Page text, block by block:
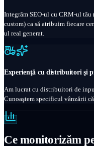
Integrăm SEO-ul cu CRM-ul tău
custom) ca să atribuim fiecare
ul real generat.
Experienţă cu distribuitori şi
Am lucrat cu distribuitori de
Cunoaştem specificul vânzării
Ce monitorizăm